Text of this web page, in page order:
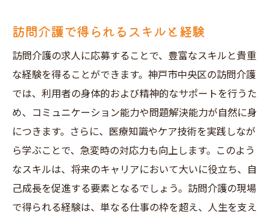
訪問介護求人を通じて神戸市中央区での新しい
一歩を踏み出す
新しい職場での初めての1日の過ごし方
訪問介護を通じた地域との関わり
職場での人間関係を築くためのヒント
訪問介護での成功体験を積む
地域での訪問介護ネットワークの構築
次のステップへの準備と心構え
訪問介護で得られるスキルと経験
訪問介護の求人に応募することで、豊富なスキルと貴重
な経験を得ることができます。神戸市中央区の訪問介護
では、利用者の身体的および精神的なサポートを行うた
め、コミュニケーション能力や問題解決能力が自然に身
につきます。さらに、医療知識やケア技術を実践しなが
ら学ぶことで、急変時の対応力も向上します。このよう
なスキルは、将来のキャリアにおいて大いに役立ち、自
己成長を促進する要素となるでしょう。訪問介護の現場
で得られる経験は、単なる仕事の枠を超え、人生を支え